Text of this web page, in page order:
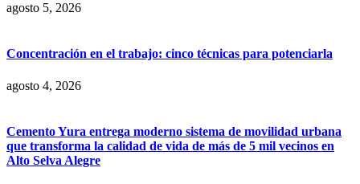
agosto 5, 2026
Concentración en el trabajo: cinco técnicas para potenciarla
agosto 4, 2026
Cemento Yura entrega moderno sistema de movilidad urbana
que transforma la calidad de vida de más de 5 mil vecinos en
Alto Selva Alegre